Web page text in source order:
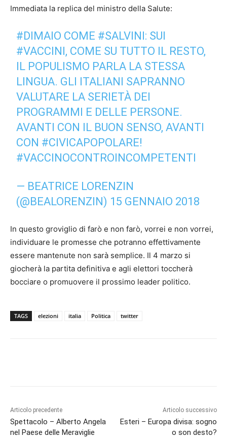
Immediata la replica del ministro della Salute:
#DIMAIO COME #SALVINI: SUI
#VACCINI, COME SU TUTTO IL RESTO,
IL POPULISMO PARLA LA STESSA
LINGUA. GLI ITALIANI SAPRANNO
VALUTARE LA SERIETÀ DEI
PROGRAMMI E DELLE PERSONE.
AVANTI CON IL BUON SENSO, AVANTI
CON #CIVICAPOPOLARE!
#VACCINOCONTROINCOMPETENTI
— BEATRICE LORENZIN
(@BEALORENZIN) 15 GENNAIO 2018
In questo groviglio di farò e non farò, vorrei e non vorrei,
individuare le promesse che potranno effettivamente
essere mantenute non sarà semplice. Il 4 marzo si
giocherà la partita definitiva e agli elettori toccherà
bocciare o promuovere il prossimo leader politico.
TAGS elezioni italia Politica twitter
Articolo precedente
Spettacolo – Alberto Angela
nel Paese delle Meraviglie
Articolo successivo
Esteri – Europa divisa: sogno
o son desto?